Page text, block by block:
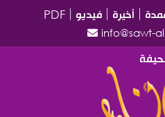
أخيرة فيديو PDF
info@sawt-